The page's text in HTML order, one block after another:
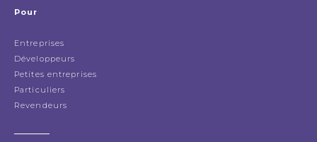
Pour
Entreprises
Développeurs
Petites entreprises
Particuliers
Revendeurs